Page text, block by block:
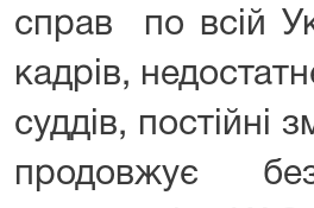
справ по всій
кадрів,
суддів, постійні
продовжує